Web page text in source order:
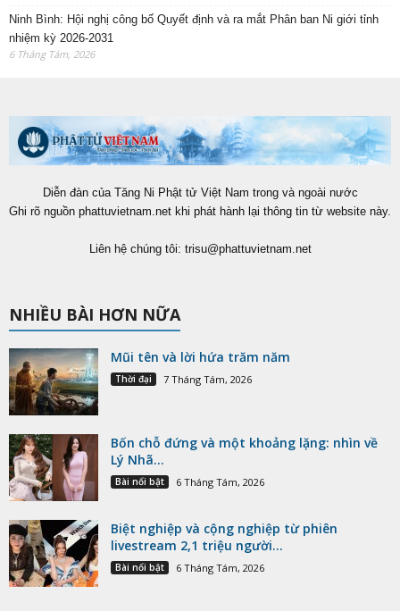
Ninh Bình: Hội nghị công bố Quyết định và ra mắt Phân ban Ni giới tỉnh
nhiệm kỳ 2026-2031
6 Tháng Tám, 2026
Diễn đàn của Tăng Ni Phật tử Việt Nam trong và ngoài nước
Ghi rõ nguồn phattuvietnam.net khi phát hành lại thông tin từ website này.
Liên hệ chúng tôi: trisu@phattuvietnam.net
NHIỀU BÀI HƠN NỮA
Mũi tên và lời hứa trăm năm
Thời đại 7 Tháng Tám, 2026
Bốn chỗ đứng và một khoảng lặng: nhìn về
Lý Nhã...
Bài nổi bật 6 Tháng Tám, 2026
Biệt nghiệp và cộng nghiệp từ phiên
livestream 2,1 triệu người...
Bài nổi bật 6 Tháng Tám, 2026